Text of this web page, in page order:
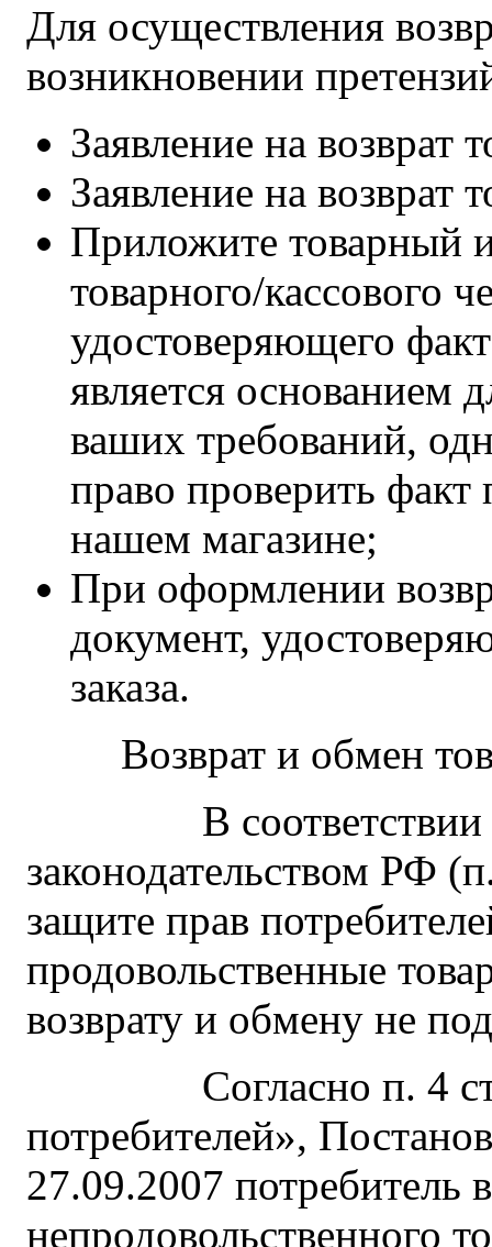
Для осуществления
возникновении
Заявление на возврат
Заявление на возврат
Приложите товарный
товарного/кассового
удостоверяющего
является основанием
ваших требований,
право проверить факт
нашем магазине;
При оформлении
документ,
заказа.
Возврат и обмен
В соответствии с
законодательством РФ
защите прав
продовольственные
возврату и обмену не
Согласно п. 4 ст.
потребителей»,
27.09.2007 потребитель
непродовольственного